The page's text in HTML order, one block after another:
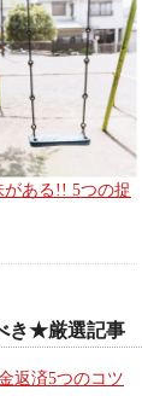
ある!! 5つの捉
き★厳選記事
返済5つのコツ